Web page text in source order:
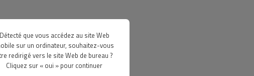
Détecté que vous accédez au site Web
sur un ordinateur, souhaitez-vous
redirigé vers le site Web de bureau ?
Cliquez sur « oui » pour continuer